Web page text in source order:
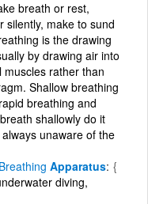
breath or rest,
silently, make to sund
is the drawing
by drawing air into
rather than
Shallow breathing
breathing and
shallowly do it
unaware of the
Breathing Apparatus {
diving,